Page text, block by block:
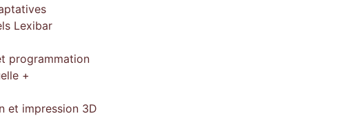
Lexibar
programmation
+
et impression 3D